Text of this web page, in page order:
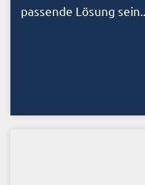
passende Lösung sein....